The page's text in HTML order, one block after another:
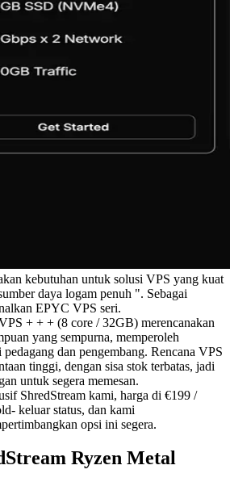
kebutuhan untuk solusi VPS yang kuat
daya logam penuh ". Sebagai
EPYC VPS seri.
+ + + (8 core / 32GB) merencanakan
yang sempurna, memperoleh
dan pengembang. Rencana VPS
tinggi, dengan sisa stok terbatas, jadi
untuk segera memesan.
ShredStream kami, harga di €199 /
keluar status, dan kami
opsi ini segera.
Ryzen Metal